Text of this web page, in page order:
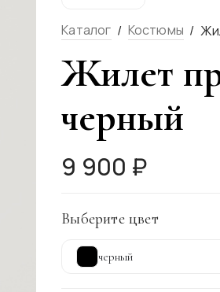
Каталог Костюмы
Жилет
черный
9 900 ₽
Выберите цвет
черный